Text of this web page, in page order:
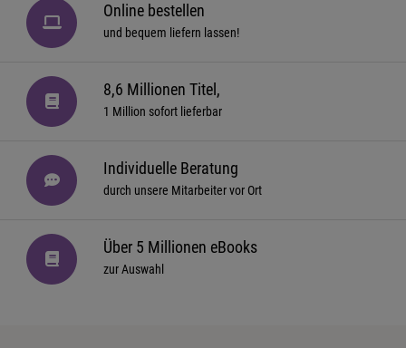
Online bestellen
und bequem liefern lassen!
8,6 Millionen Titel,
1 Million sofort lieferbar
Individuelle Beratung
durch unsere Mitarbeiter vor Ort
Über 5 Millionen eBooks
zur Auswahl